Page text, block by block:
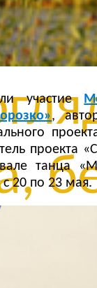
участие
,
проекта
танца
с 20 по 23 мая.